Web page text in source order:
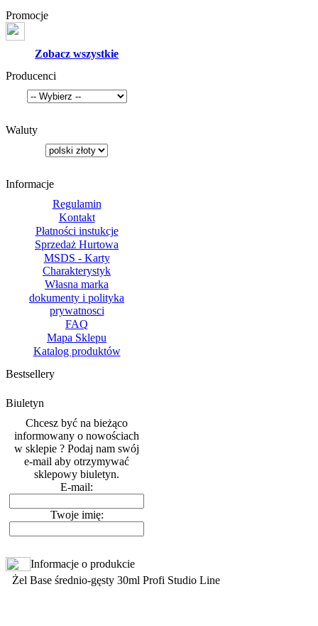
Promocje
Zobacz wszystkie
Producenci
Waluty
Informacje
Regulamin
Kontakt
Płatności instukcje
Sprzedaż Hurtowa
MSDS - Karty
Charakterystyk
Własna marka
dokumenty i polityka
prywatnosci
FAQ
Mapa Sklepu
Katalog produktów
Bestsellery
Biuletyn
Chcesz być na bieżąco
informowany o nowościach
w sklepie ? Podaj nam swój
e-mail aby otrzymywać
sklepowy biuletyn.
E-mail:
Twoje imię:
Informacje o produkcie
Żel Base średnio-gęsty 30ml Profi Studio Line